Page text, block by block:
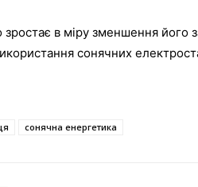
в міру зменшення його
сонячних
сонячна енергетика